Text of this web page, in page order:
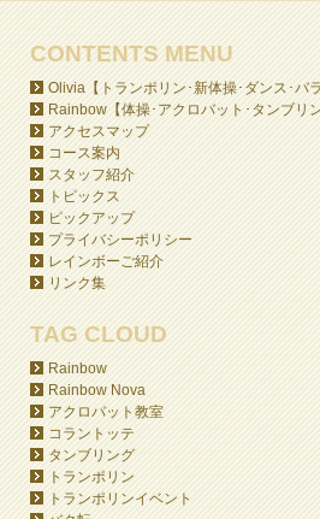
CONTENTS MENU
Olivia【トランポリン･新体操･ダンス･バ
Rainbow【体操･アクロバット･タンブリ
アクセスマップ
コース案内
スタッフ紹介
トピックス
ピックアップ
プライバシーポリシー
レインボーご紹介
リンク集
TAG CLOUD
Rainbow
Rainbow Nova
アクロバット教室
コラントッテ
タンブリング
トランポリン
トランポリンイベント